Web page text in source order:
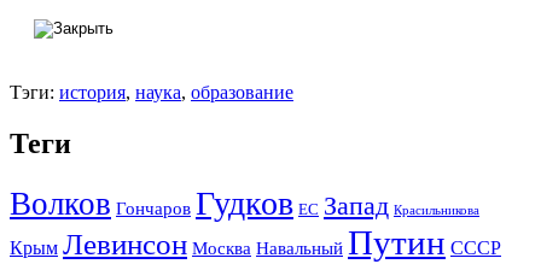
Тэги: история, наука, образование
Теги
Волков Гончаров Гудков ЕС Запад Красильникова
Крым Левинсон Москва Навальный Путин СССР